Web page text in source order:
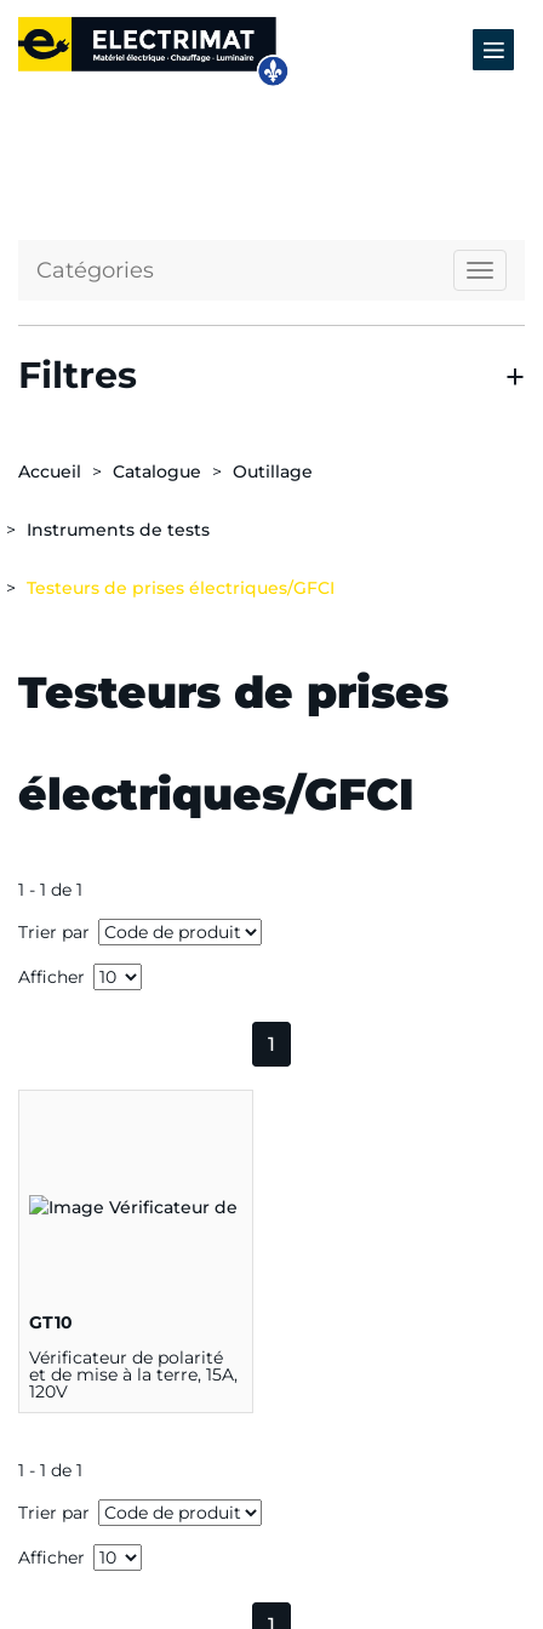
Catégories
Filtres
Accueil Catalogue Outillage
Instruments de tests
Testeurs de prises électriques/GFCI
Testeurs de prises
électriques/GFCI
1 - 1 de 1
Trier par
Afficher
1
GT10
Vérificateur de polarité
et de mise à la terre, 15A,
120V
1 - 1 de 1
Trier par
Afficher